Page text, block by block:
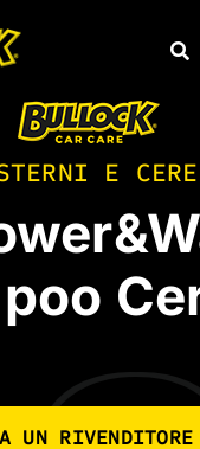
E CERE
UN RIVENDITORE